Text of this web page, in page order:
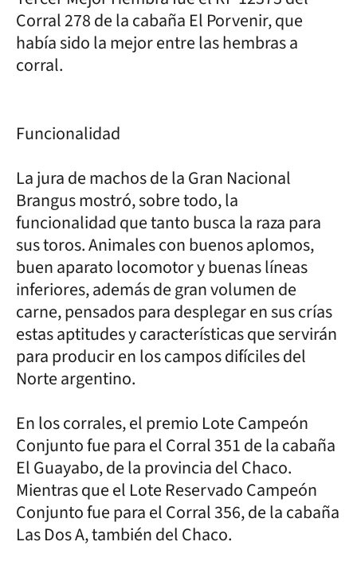
Corral 278 de la cabaña El Porvenir, que
había sido la mejor entre las hembras a
corral.
Funcionalidad
La jura de machos de la Gran Nacional
Brangus mostró, sobre todo, la
funcionalidad que tanto busca la raza para
sus toros. Animales con buenos aplomos,
buen aparato locomotor y buenas líneas
inferiores, además de gran volumen de
carne, pensados para desplegar en sus crías
estas aptitudes y características que servirán
para producir en los campos difíciles del
Norte argentino.
En los corrales, el premio Lote Campeón
Conjunto fue para el Corral 351 de la cabaña
El Guayabo, de la provincia del Chaco.
Mientras que el Lote Reservado Campeón
Conjunto fue para el Corral 356, de la cabaña
Las Dos A, también del Chaco.